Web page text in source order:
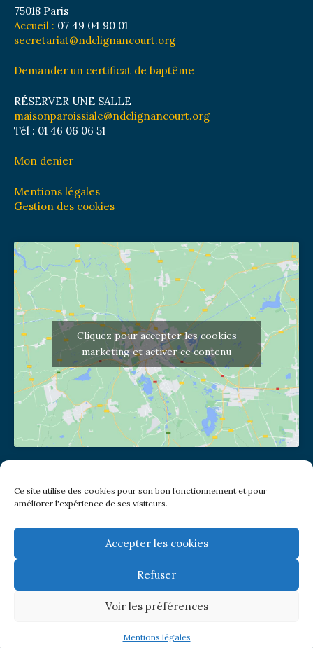
Ce site utilise des cookies pour son bon fonctionnement et pour
améliorer l'expérience de ses visiteurs.
Accepter les cookies
Refuser
Voir les préférences
Mentions légales
75018 Paris
Accueil : 07 49 04 90 01
secretariat@ndclignancourt.org
Demander un certificat de baptême
RÉSERVER UNE SALLE
maisonparoissiale@ndclignancourt.org
Tél : 01 46 06 06 51
Mon denier
Mentions légales
Gestion des cookies
Cliquez pour accepter les cookies
marketing et activer ce contenu
(pas de courrier à cette adresse)
Metro: Jules Joffrin ou Simplon
Bus : Mairie du XVIII
Newsletter
© Paroisse Notre-Dame de Clignancourt